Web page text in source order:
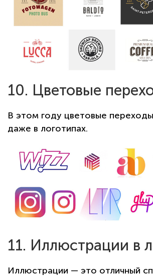
10. Цветовые
В этом году цветовые
даже в логотипах.
11. Иллюстрации в
Иллюстрации — это отличный